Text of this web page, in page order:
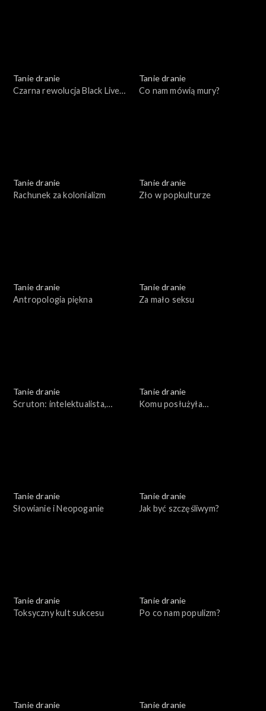
Tanie dranie
Czarna rewolucja Black Lives
Tanie dranie
Co nam mówią mury?
Tanie dranie
Rachunek za kolonializm
Tanie dranie
Zło w popkulturze
Tanie dranie
Antropologia piękna
Tanie dranie
Za mało seksu
Tanie dranie
Scruton: intelektualista,
Tanie dranie
Komu posłużyła
Tanie dranie
Słowianie i Neopoganie
Tanie dranie
Jak być szczęśliwym?
Tanie dranie
Toksyczny kult sukcesu
Tanie dranie
Po co nam populizm?
Tanie dranie
Tanie dranie